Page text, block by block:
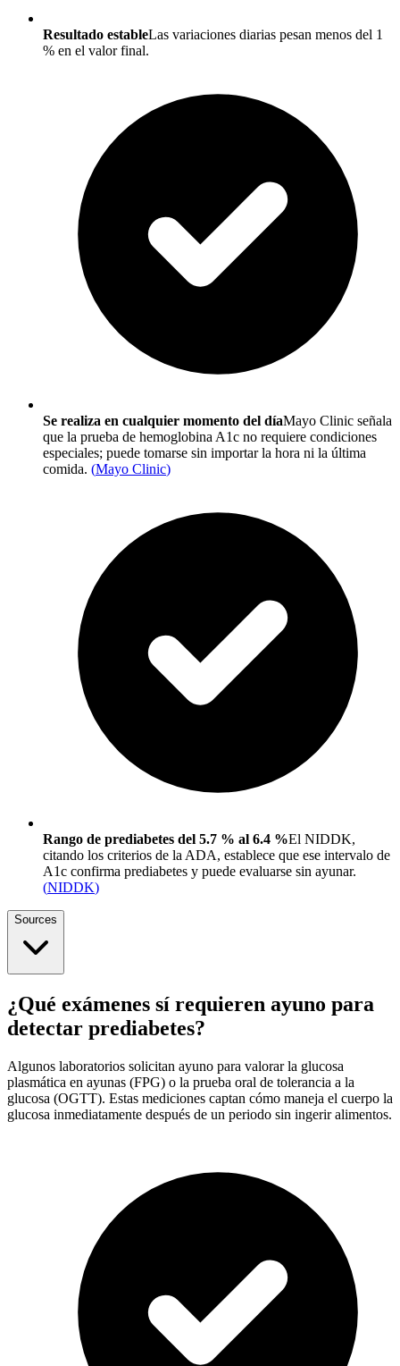
Resultado estableLas variaciones diarias pesan menos del 1
% en el valor final.
Se realiza en cualquier momento del díaMayo Clinic señala
que la prueba de hemoglobina A1c no requiere condiciones
especiales; puede tomarse sin importar la hora ni la última
comida. (Mayo Clinic)
Rango de prediabetes del 5.7 % al 6.4 %El NIDDK,
citando los criterios de la ADA, establece que ese intervalo de
A1c confirma prediabetes y puede evaluarse sin ayunar.
(NIDDK)
Sources
¿Qué exámenes sí requieren ayuno para
detectar prediabetes?
Algunos laboratorios solicitan ayuno para valorar la glucosa
plasmática en ayunas (FPG) o la prueba oral de tolerancia a la
glucosa (OGTT). Estas mediciones captan cómo maneja el cuerpo la
glucosa inmediatamente después de un periodo sin ingerir alimentos.